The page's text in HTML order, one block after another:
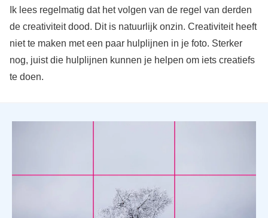
Ik lees regelmatig dat het volgen van de regel van derden
de creativiteit dood. Dit is natuurlijk onzin. Creativiteit heeft
niet te maken met een paar hulplijnen in je foto. Sterker
nog, juist die hulplijnen kunnen je helpen om iets creatiefs
te doen.